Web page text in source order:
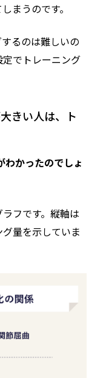
まうのです。
るのは難しいの
でトレーニング
きい人は、ト
かったのでしょ
フです。縦軸は
量を示していま